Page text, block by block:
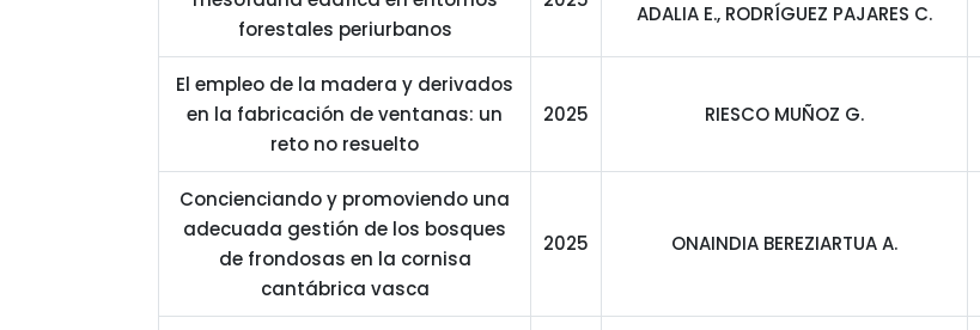
forestales periurbanos
ADALIA E., RODRÍGUEZ PAJARES C.
El empleo de la madera y derivados
en la fabricación de ventanas: un
reto no resuelto
2025 RIESCO MUÑOZ G.
Concienciando y promoviendo una
adecuada gestión de los bosques
de frondosas en la cornisa
cantábrica vasca
2025 ONAINDIA BEREZIARTUA A.